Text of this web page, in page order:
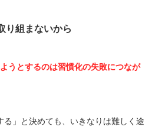
り組まないから
うとするのは習慣化の失敗につなが
る」と決めても、いきなりは難しく途